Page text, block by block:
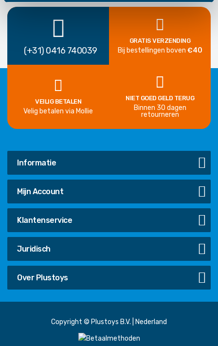
(+31) 0416 740039
GRATIS VERZENDING
Bij bestellingen boven €40
VEILIG BETALEN
Velig betalen via Mollie
NIET GOED GELD TERUG
Binnen 30 dagen
retourneren
Informatie
Mijn Account
Klantenservice
Juridisch
Over Plustoys
Copyright © Plustoys B.V. | Nederland